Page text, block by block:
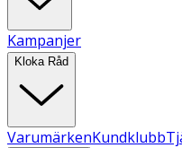
Kampanjer
Kloka Råd
VarumärkenKundklubb